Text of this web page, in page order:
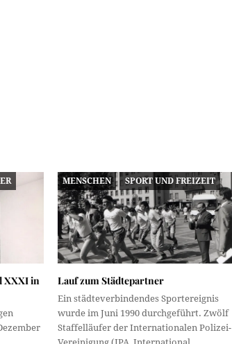
XXXI in
MENSCHEN SPORT UND FREIZEIT
Lauf zum Städtepartner
Ein städteverbindendes Sportereignis
wurde im Juni 1990 durchgeführt. Zwölf
Staffelläufer der Internationalen Polizei-